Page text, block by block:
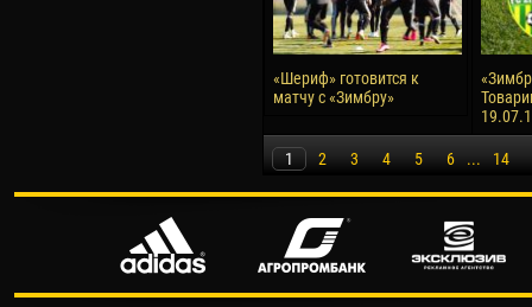
«Шериф» готовится к
матчу с «Зимбру»
1 2 3 4 5 6 ... 14